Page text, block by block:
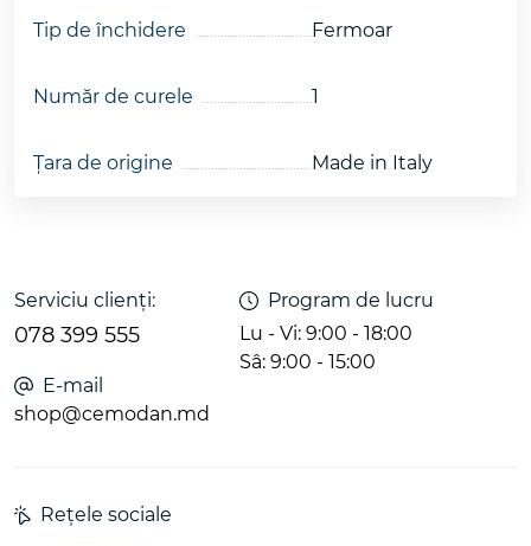
Tip de închidere Fermoar
Număr de curele 1
Țara de origine Made in Italy
Serviciu clienți:
078 399 555
Program de lucru
Lu - Vi: 9:00 - 18:00
Sâ: 9:00 - 15:00
E-mail
shop@cemodan.md
Rețele sociale